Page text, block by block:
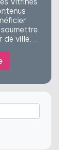
de ville, …